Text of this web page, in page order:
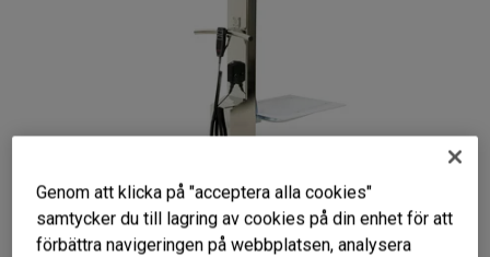
Genom att klicka på "acceptera alla cookies"
samtycker du till lagring av cookies på din enhet för att
förbättra navigeringen på webbplatsen, analysera